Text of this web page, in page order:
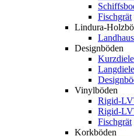
Fischgrät
Lindura-
Designböden
Vinylböden
Rigid-
Rigid-
Fischgrät
Korkböden